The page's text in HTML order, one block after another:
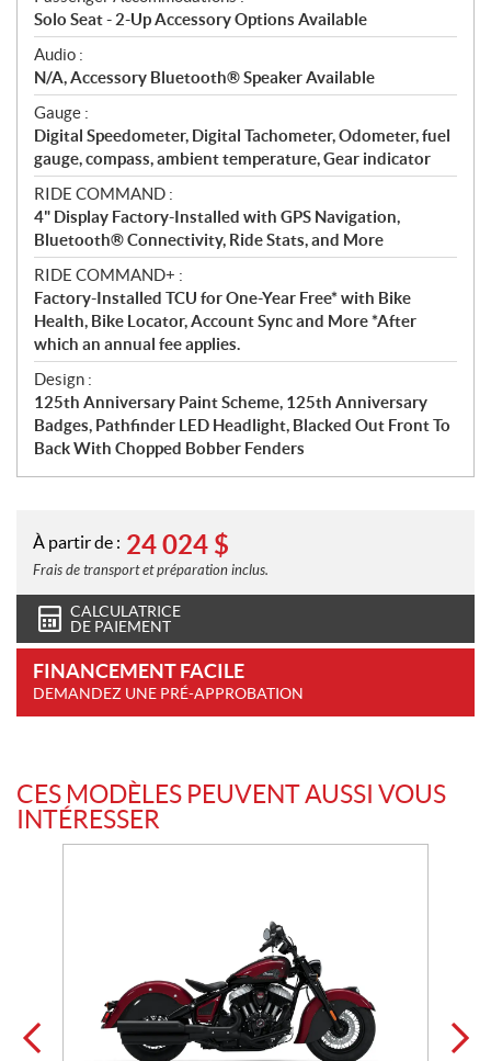
Solo Seat - 2-Up Accessory Options Available
Audio :
N/A, Accessory Bluetooth® Speaker Available
Gauge :
Digital Speedometer, Digital Tachometer, Odometer, fuel
gauge, compass, ambient temperature, Gear indicator
RIDE COMMAND :
4" Display Factory-Installed with GPS Navigation,
Bluetooth® Connectivity, Ride Stats, and More
RIDE COMMAND+ :
Factory-Installed TCU for One-Year Free* with Bike
Health, Bike Locator, Account Sync and More *After
which an annual fee applies.
Design :
125th Anniversary Paint Scheme, 125th Anniversary
Badges, Pathfinder LED Headlight, Blacked Out Front To
Back With Chopped Bobber Fenders
À partir de : 24 024 $
Frais de transport et préparation inclus.
CALCULATRICE
DE PAIEMENT
FINANCEMENT FACILE
DEMANDEZ UNE PRÉ-APPROBATION
CES MODÈLES PEUVENT AUSSI VOUS
INTÉRESSER